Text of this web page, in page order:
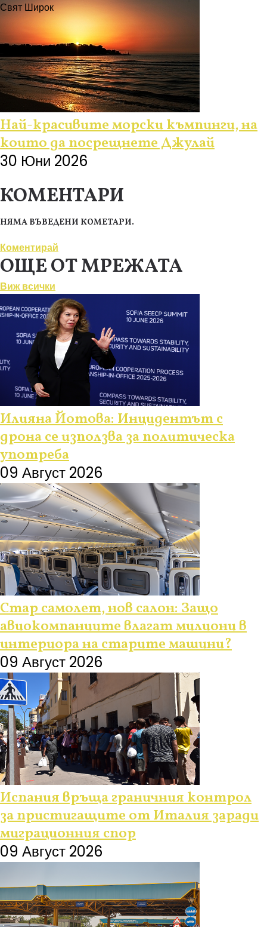
Свят Широк
Най-красивите морски къмпинги, на
които да посрещнете Джулай
30 Юни 2026
КОМЕНТАРИ
НЯМА ВЪВЕДЕНИ КОМЕТАРИ.
Коментирай
ОЩЕ ОТ МРЕЖАТА
Виж всички
Илияна Йотова: Инцидентът с
дрона се използва за политическа
употреба
09 Август 2026
Стар самолет, нов салон: Защо
авиокомпаниите влагат милиони в
интериора на старите машини?
09 Август 2026
Испания връща граничния контрол
за пристигащите от Италия заради
миграционния спор
09 Август 2026